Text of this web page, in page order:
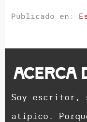
Publicado en:
Acerca
Soy escritor,
atípico.